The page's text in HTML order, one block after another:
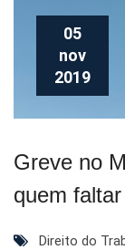
05
nov
2019
Greve no
quem
Direito do